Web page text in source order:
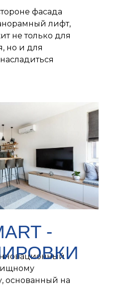
фасада
лифт,
не только для
но и для
основанный на
-